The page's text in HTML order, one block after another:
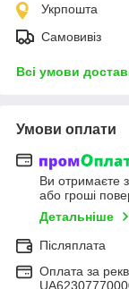
Укрпошта
Самовивіз
Всі умови
Умови оплати
Ви отримаєте
або гроші
Детальніше
Післяплата
Оплата за